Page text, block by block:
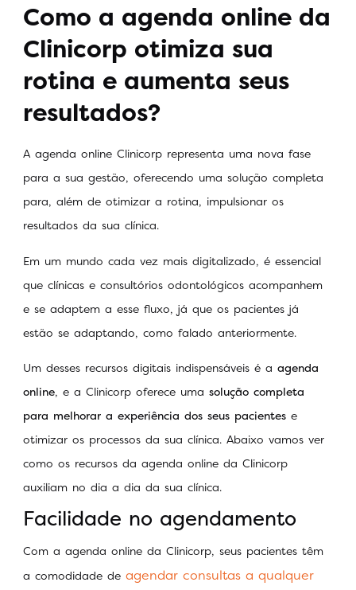
Como a agenda online da
Clinicorp otimiza sua
rotina e aumenta seus
resultados?
A agenda online Clinicorp representa uma nova fase
para a sua gestão, oferecendo uma solução completa
para, além de otimizar a rotina, impulsionar os
resultados da sua clínica.
Em um mundo cada vez mais digitalizado, é essencial
que clínicas e consultórios odontológicos acompanhem
e se adaptem a esse fluxo, já que os pacientes já
estão se adaptando, como falado anteriormente.
Um desses recursos digitais indispensáveis é a agenda
online, e a Clinicorp oferece uma solução completa
para melhorar a experiência dos seus pacientes e
otimizar os processos da sua clínica. Abaixo vamos ver
como os recursos da agenda online da Clinicorp
auxiliam no dia a dia da sua clínica.
Facilidade no agendamento
Com a agenda online da Clinicorp, seus pacientes têm
a comodidade de agendar consultas a qualquer